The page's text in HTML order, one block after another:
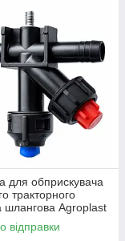
для обприскувача
тракторного
шлангова Agroplast
PRO стандарт
відправки